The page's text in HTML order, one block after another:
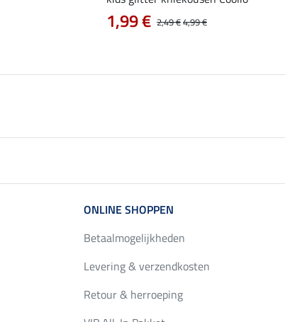
2,49 €4,99 €
1,99 €
ONLINE SHOPPEN
Betaalmogelijkheden
Levering & verzendkosten
Retour & herroeping